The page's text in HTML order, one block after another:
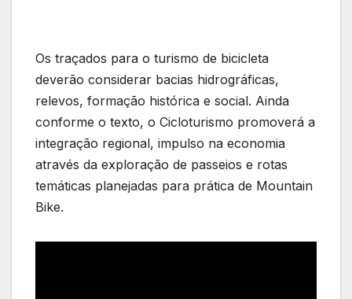
Os traçados para o turismo de bicicleta
deverão considerar bacias hidrográficas,
relevos, formação histórica e social. Ainda
conforme o texto, o Cicloturismo promoverá a
integração regional, impulso na economia
através da exploração de passeios e rotas
temáticas planejadas para prática de Mountain
Bike.